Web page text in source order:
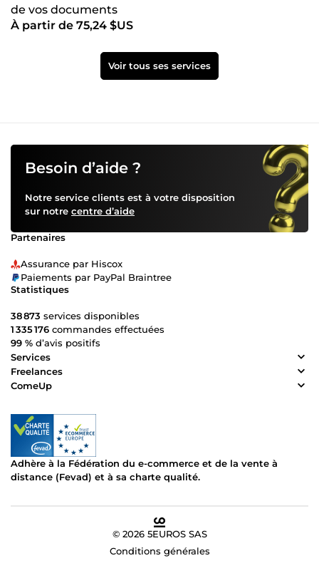
de vos documents
À partir de 75,24 $US
Voir tous ses services
Besoin d’aide ?
Notre service clients est à votre disposition
sur notre centre d’aide
Partenaires
Assurance par Hiscox
Paiements par PayPal Braintree
Statistiques
38 873 services disponibles
1 335 176 commandes effectuées
99 % d’avis positifs
Services
Freelances
ComeUp
Adhère à la Fédération du e-commerce et de la vente à
distance (Fevad) et à sa charte qualité.
© 2026 5EUROS SAS
Conditions générales